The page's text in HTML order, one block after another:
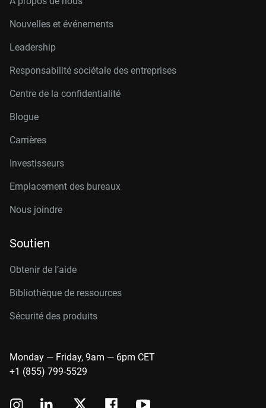
Nouvelles et événements
Leadership
Responsabilité sociétale des entreprises
Centre de la confidentialité
Blogue
Carrières
Investisseurs
Emplacement des bureaux
Nous joindre
Soutien
Obtenir de l’aide
Bibliothèque de ressources
Sécurité des produits
Monday — Friday, 9am — 6pm CET
+1 (855) 799-5529